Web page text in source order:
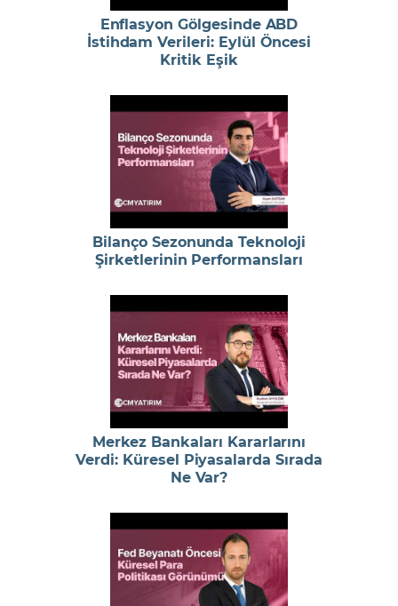
Enflasyon Gölgesinde ABD
İstihdam Verileri: Eylül Öncesi
Kritik Eşik
Bilanço Sezonunda Teknoloji
Şirketlerinin Performansları
Merkez Bankaları Kararlarını
Verdi: Küresel Piyasalarda Sırada
Ne Var?